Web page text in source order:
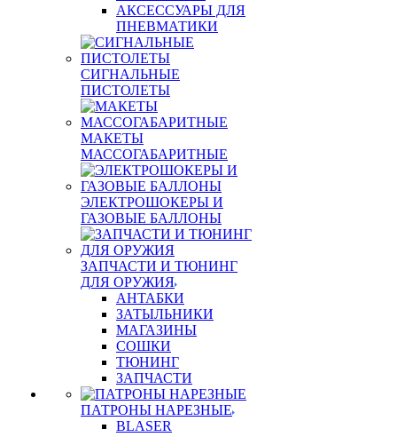
АКСЕССУАРЫ ДЛЯ
ПНЕВМАТИКИ
СИГНАЛЬНЫЕ
ПИСТОЛЕТЫ
МАКЕТЫ
МАССОГАБАРИТНЫЕ
ЭЛЕКТРОШОКЕРЫ И
ГАЗОВЫЕ БАЛЛОНЫ
ЗАПЧАСТИ И ТЮНИНГ
ДЛЯ ОРУЖИЯ
АНТАБКИ
ЗАТЫЛЬНИКИ
МАГАЗИНЫ
СОШКИ
ТЮНИНГ
ЗАПЧАСТИ
ПАТРОНЫ НАРЕЗНЫЕ
BLASER